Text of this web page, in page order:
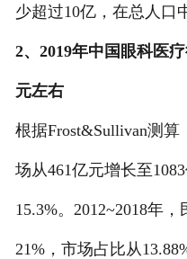
少超过10亿，在总人口
2、2019年中国眼科医
元左右
根据Frost&Sullivan测算
场从461亿元增长至
15.3%。2012~2018年
21%，市场占比从